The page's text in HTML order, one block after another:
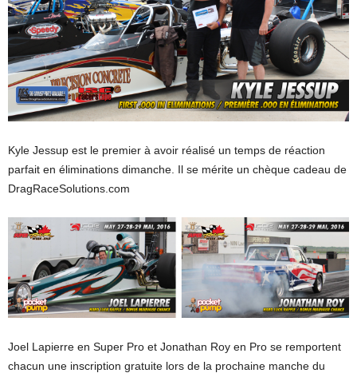
Kyle Jessup est le premier à avoir réalisé un temps de réaction
parfait en éliminations dimanche. Il se mérite un chèque cadeau de
DragRaceSolutions.com
Joel Lapierre en Super Pro et Jonathan Roy en Pro se remportent
chacun une inscription gratuite lors de la prochaine manche du